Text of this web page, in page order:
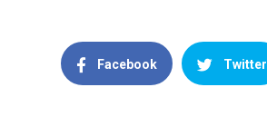
Facebook Twitter